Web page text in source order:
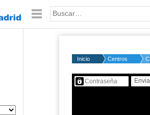
Palabra o frase:
Inicio Centros
Contenido protegido…